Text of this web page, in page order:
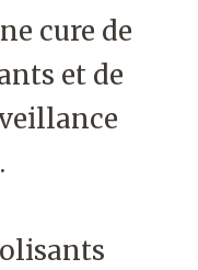
cure de
et de